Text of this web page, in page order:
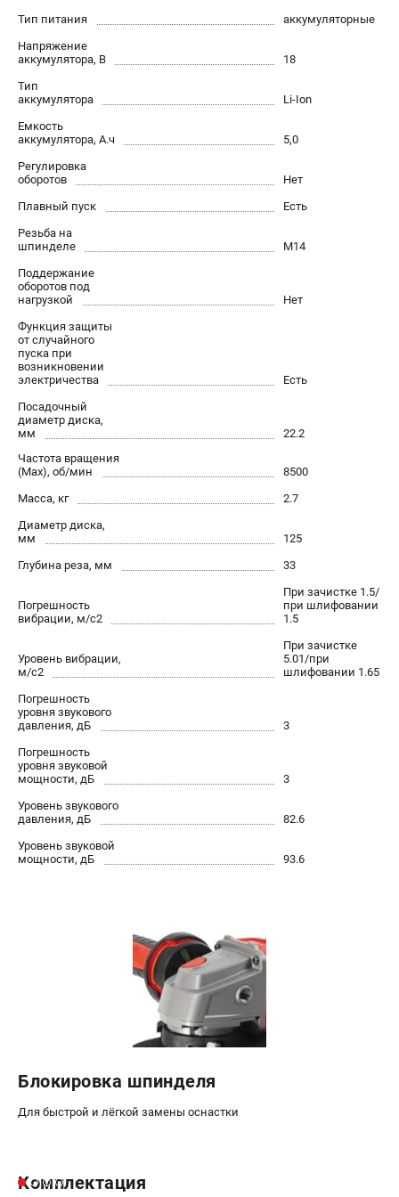
Тип питания
аккумуляторные
Напряжение
аккумулятора, В
18
Тип
аккумулятора
Li-Ion
Емкость
аккумулятора, А.ч
5,0
Регулировка
оборотов
Нет
Плавный пуск
Есть
Резьба на
шпинделе
М14
Поддержание
оборотов под
нагрузкой
Нет
Функция защиты
от случайного
пуска при
возникновении
электричества
Есть
Посадочный
диаметр диска,
мм
22.2
Частота вращения
(Max), об/мин
8500
Масса, кг
2.7
Диаметр диска,
мм
125
Глубина реза, мм
33
Погрешность
вибрации, м/с2
При зачистке 1.5/
при шлифовании
1.5
Уровень вибрации,
м/с2
При зачистке
5.01/при
шлифовании 1.65
Погрешность
уровня звукового
давления, дБ
3
Погрешность
уровня звуковой
мощности, дБ
3
Уровень звукового
давления, дБ
82.6
Уровень звуковой
мощности, дБ
93.6
Блокировка шпинделя
Для быстрой и лёгкой замены оснастки
Комплектация